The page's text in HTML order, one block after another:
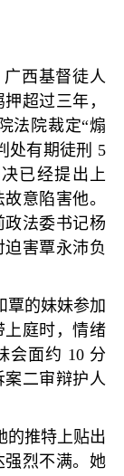
广西基督徒人
超过三年，
法院裁定“煽
处有期徒刑 5
已经提出上
意陷害他。
法委书记杨
害覃永沛负
覃的妹妹参加
上庭时，情绪
会面约 10 分
二审辩护人
的推特上贴出
烈不满。她